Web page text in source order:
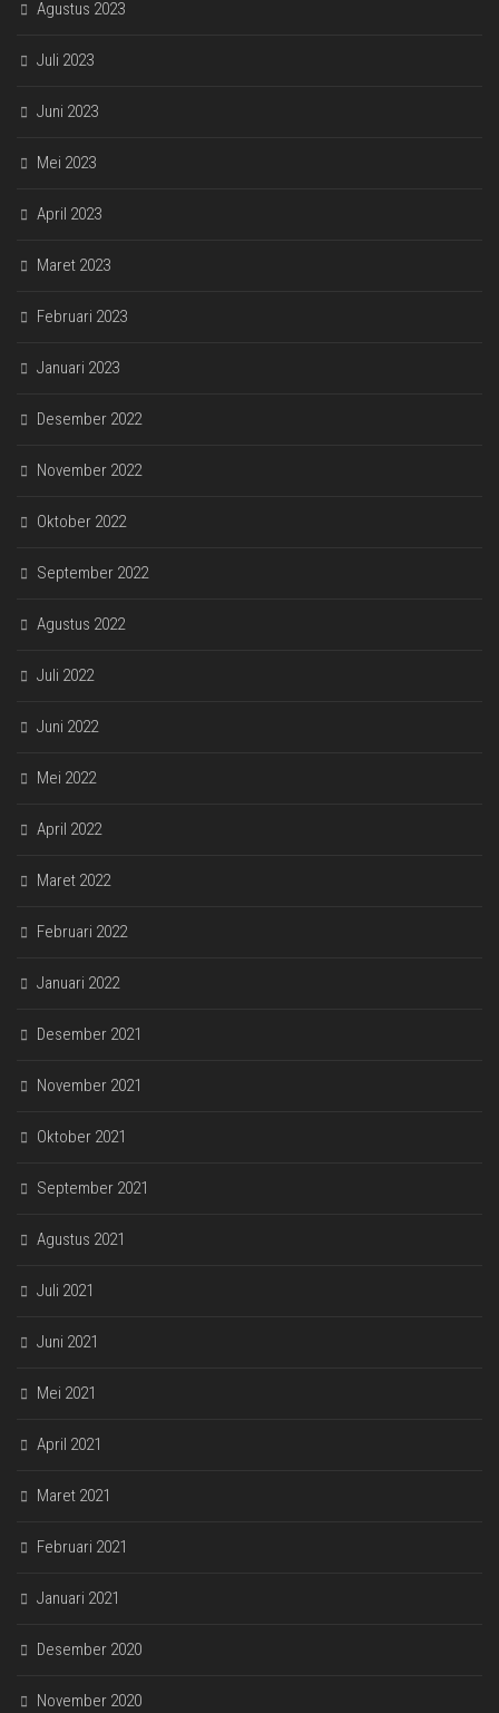
Agustus 2023
Juli 2023
Juni 2023
Mei 2023
April 2023
Maret 2023
Februari 2023
Januari 2023
Desember 2022
November 2022
Oktober 2022
September 2022
Agustus 2022
Juli 2022
Juni 2022
Mei 2022
April 2022
Maret 2022
Februari 2022
Januari 2022
Desember 2021
November 2021
Oktober 2021
September 2021
Agustus 2021
Juli 2021
Juni 2021
Mei 2021
April 2021
Maret 2021
Februari 2021
Januari 2021
Desember 2020
November 2020